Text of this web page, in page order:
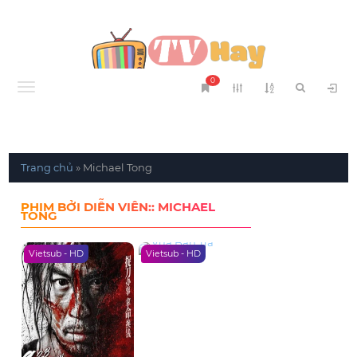
Menu
0
Trang chủ » Michael Tong
PHIM BỞI DIỄN VIÊN:: MICHAEL
TONG
Vietsub - HD Vietsub - HD